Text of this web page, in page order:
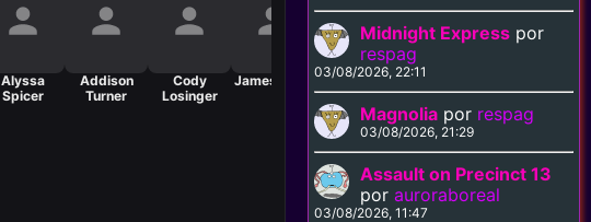
Alyssa
Spicer
Addison
Turner
Cody
Losinger
James Kelly
Midnight Express por
respag
03/08/2026, 22:11
Magnolia por respag
03/08/2026, 21:29
Assault on Precinct 13
porauroraboreal
03/08/2026, 11:47